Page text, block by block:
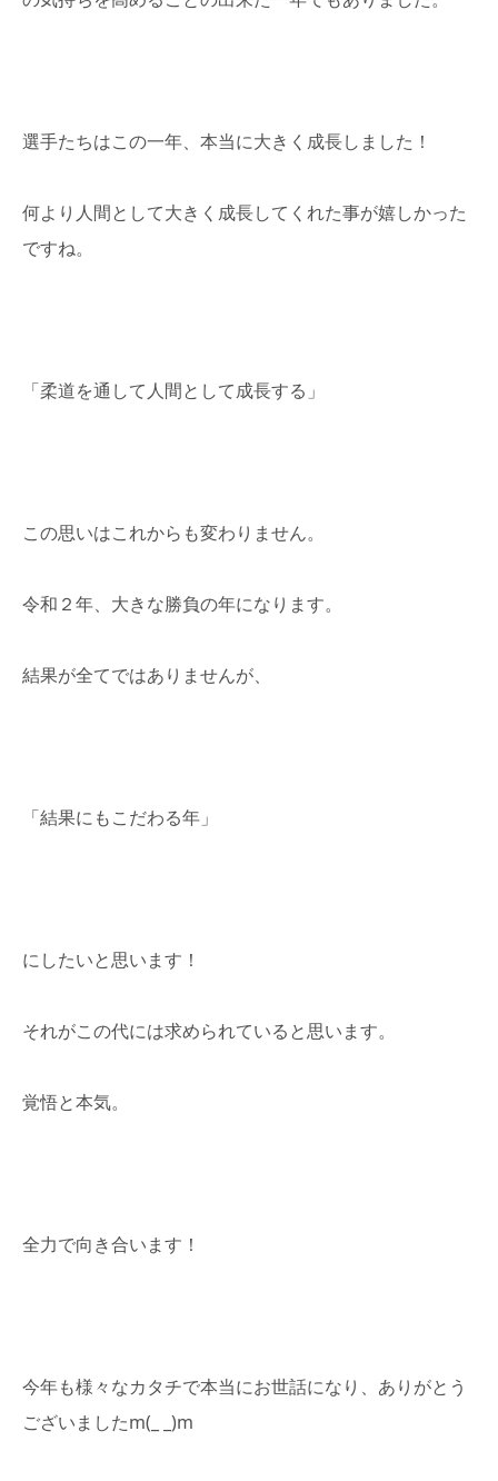
選手たちはこの一年、本当に大きく成長しました！
何より人間として大きく成長してくれた事が嬉しかった
ですね。
「柔道を通して人間として成長する」
この思いはこれからも変わりません。
令和２年、大きな勝負の年になります。
結果が全てではありませんが、
「結果にもこだわる年」
にしたいと思います！
それがこの代には求められていると思います。
覚悟と本気。
全力で向き合います！
今年も様々なカタチで本当にお世話になり、ありがとう
ございましたm(_ _)m